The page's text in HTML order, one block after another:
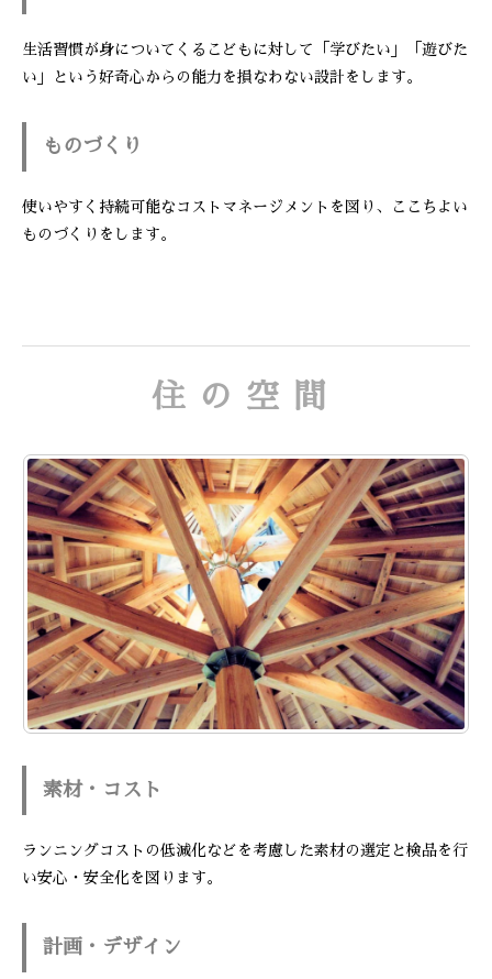
生活習慣が身についてくるこどもに対して「学びたい」「遊びた
い」という好奇心からの能力を損なわない設計をします。
ものづくり
使いやすく持続可能なコストマネージメントを図り、ここちよい
ものづくりをします。
住の空間
素材・コスト
ランニングコストの低減化などを考慮した素材の選定と検品を行
い安心・安全化を図ります。
計画・デザイン